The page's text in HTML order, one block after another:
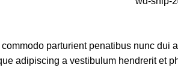
parturient penatibus nunc
adipiscing a vestibulum hendrerit et